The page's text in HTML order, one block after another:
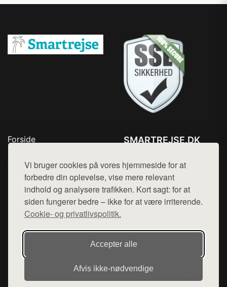
Vi bruger cookies på vores hjemmeside for at
forbedre din oplevelse, vise mere relevant
indhold og analysere trafikken. Kort sagt: for at
siden fungerer bedre – ikke for at være irriterende.
Cookie- og privatlivspolitik.
Accepter alle
Afvis ikke‑nødvendige
Forside
Top Rabatter
Kontakt
SMARTREJSE.DK
Mail: hej@want.dk
Cookie- og privatlivspolitik
Denne side er en del af want.dk, der udgiver en række
hjemmesider med præsentation af forskellige produkter fra
diverse webshops. Der sælges ikke varer fra denne side - vi
henviser til de shops, som sælger varen. Vi har heller ikke